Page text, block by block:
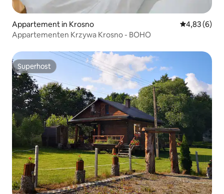
Appartement in Krosno Gemiddelde
4,83 (6)
Appartementen Krzywa Krosno - BOHO
Superhost
Superhost